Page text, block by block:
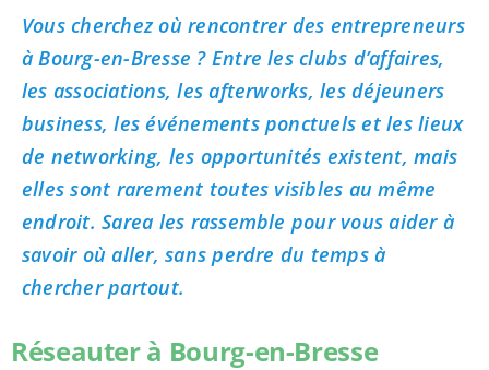
Vous cherchez où rencontrer des entrepreneurs
à Bourg-en-Bresse ? Entre les clubs d’affaires,
les associations, les afterworks, les déjeuners
business, les événements ponctuels et les lieux
de networking, les opportunités existent, mais
elles sont rarement toutes visibles au même
endroit. Sarea les rassemble pour vous aider à
savoir où aller, sans perdre du temps à
chercher partout.
Réseauter à Bourg-en-Bresse